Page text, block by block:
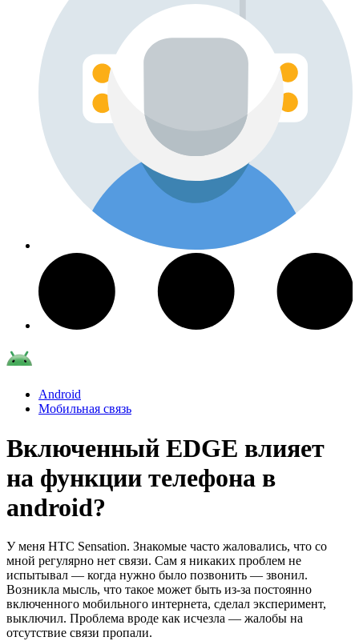
Android
Мобильная связь
Включенный EDGE влияет
на функции телефона в
android?
У меня HTC Sensation. Знакомые часто жаловались, что со
мной регулярно нет связи. Сам я никаких проблем не
испытывал — когда нужно было позвонить — звонил.
Возникла мысль, что такое может быть из-за постоянно
включенного мобильного интернета, сделал эксперимент,
выключил. Проблема вроде как исчезла — жалобы на
отсутствие связи пропали.